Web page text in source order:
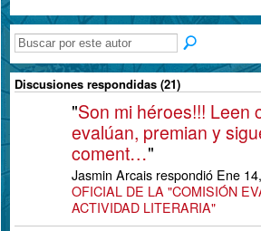
Discusiones respondidas (21)
"Son mi héroes!!! Leen
evalúan, premian y
coment…"
Jasmin Arcais respondió Ene
OFICIAL DE LA "COMISIÓN
ACTIVIDAD LITERARIA"